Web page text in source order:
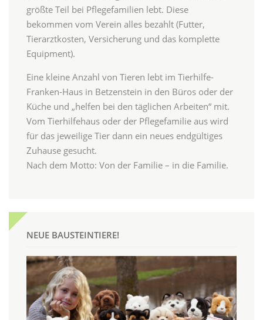
größte Teil bei Pflegefamilien lebt. Diese
bekommen vom Verein alles bezahlt (Futter,
Tierarztkosten, Versicherung und das komplette
Equipment).
Eine kleine Anzahl von Tieren lebt im Tierhilfe-
Franken-Haus in Betzenstein in den Büros oder der
Küche und „helfen bei den täglichen Arbeiten“ mit.
Vom Tierhilfehaus oder der Pflegefamilie aus wird
für das jeweilige Tier dann ein neues endgültiges
Zuhause gesucht.
Nach dem Motto: Von der Familie – in die Familie.
NEUE BAUSTEINTIERE!